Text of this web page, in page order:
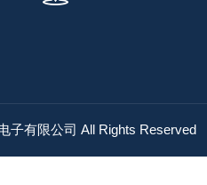
子有限公司 All Rights Reserved